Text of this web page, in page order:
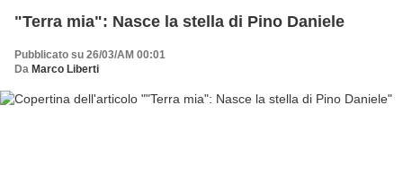
"Terra mia": Nasce la stella di Pino Daniele
Pubblicato su 26/03/AM 00:01
Da Marco Liberti